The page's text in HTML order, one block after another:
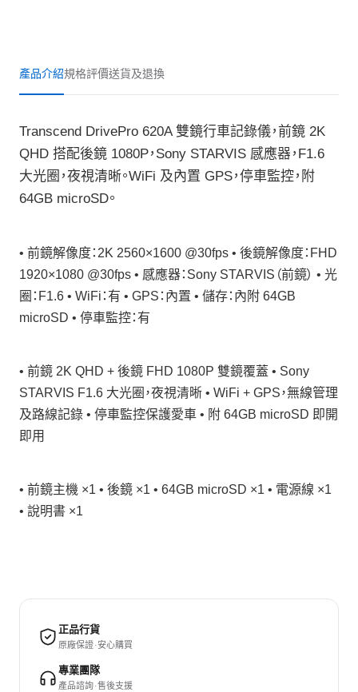
產品介紹規格評價送貨及退換
Transcend DrivePro 620A 雙鏡行車記錄儀，前鏡 2K
QHD 搭配後鏡 1080P，Sony STARVIS 感應器，F1.6
大光圈，夜視清晰。WiFi 及內置 GPS，停車監控，附
64GB microSD。
• 前鏡解像度：2K 2560×1600 @30fps • 後鏡解像度：FHD
1920×1080 @30fps • 感應器：Sony STARVIS（前鏡） • 光
圈：F1.6 • WiFi：有 • GPS：內置 • 儲存：內附 64GB
microSD • 停車監控：有
• 前鏡 2K QHD + 後鏡 FHD 1080P 雙鏡覆蓋 • Sony
STARVIS F1.6 大光圈，夜視清晰 • WiFi + GPS，無線管理
及路線記錄 • 停車監控保護愛車 • 附 64GB microSD 即開
即用
• 前鏡主機 ×1 • 後鏡 ×1 • 64GB microSD ×1 • 電源線 ×1
• 說明書 ×1
正品行貨
原廠保證 · 安心購買
專業團隊
產品諮詢 · 售後支援